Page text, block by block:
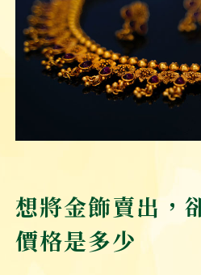
想將金飾賣出，
價格是多少